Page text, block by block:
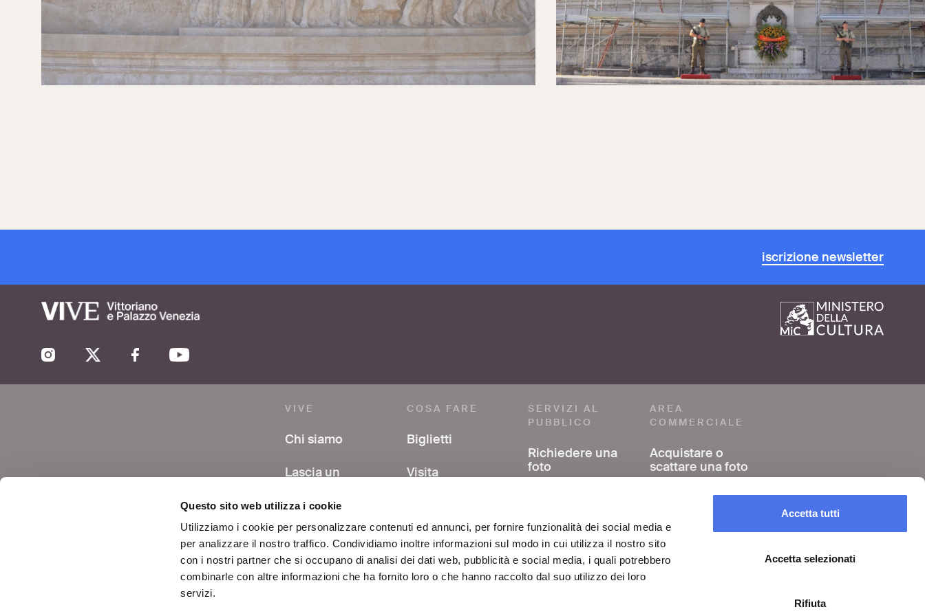
Questo sito web utilizza i cookie
Utilizziamo i cookie per personalizzare contenuti ed annunci, per fornire funzionalità dei social media e
per analizzare il nostro traffico. Condividiamo inoltre informazioni sul modo in cui utilizza il nostro sito
con i nostri partner che si occupano di analisi dei dati web, pubblicità e social media, i quali potrebbero
combinarle con altre informazioni che ha fornito loro o che hanno raccolto dal suo utilizzo dei loro
servizi.
Accetta tutti
Accetta selezionati
Rifiuta
iscrizione newsletter
VIVE
Chi siamo
Lascia un
Area stampa
Avvisi
Contatti
COSA FARE
Biglietti
Visita
Al centro di Roma
Educazione
SERVIZI AL
PUBBLICO
Richiedere una
foto
bibliografica
FAQ
AREA
COMMERCIALE
Acquistare o
scattare una foto
Girare un film o un
Organizzare un
evento